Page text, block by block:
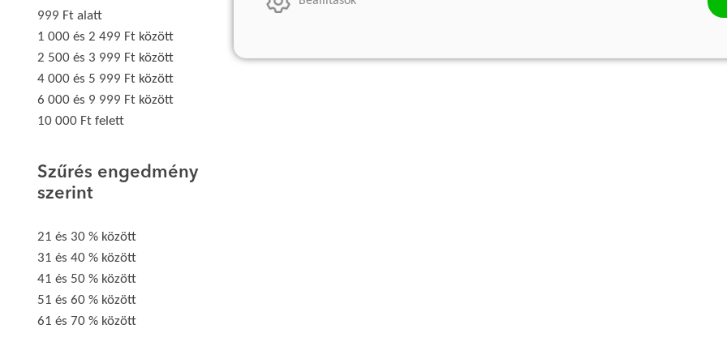
999 Ft alatt
1 000 és 2 499 Ft között
2 500 és 3 999 Ft között
4 000 és 5 999 Ft között
6 000 és 9 999 Ft között
10 000 Ft felett
Szűrés engedmény
szerint
21 és 30 % között
31 és 40 % között
41 és 50 % között
51 és 60 % között
61 és 70 % között